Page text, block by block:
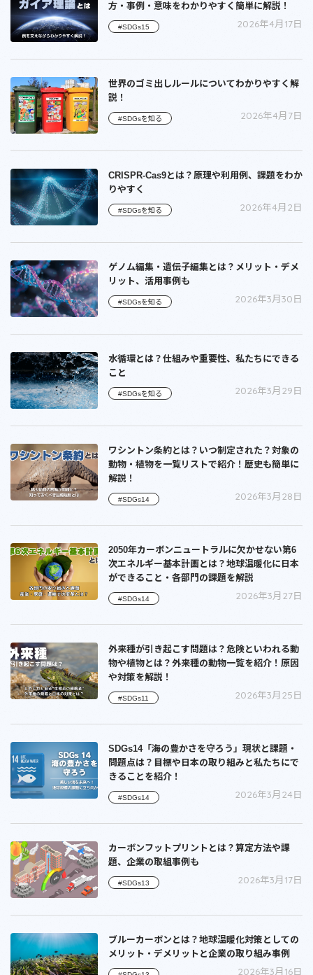
方・事例・意味をわかりやすく簡単に解説！
#SDGs15 2026年4月17日
世界のゴミ出しルールについてわかりやすく解
説！
#SDGsを知る 2026年4月7日
CRISPR-Cas9とは？原理や利用例、課題をわか
りやすく
#SDGsを知る 2026年4月2日
ゲノム編集・遺伝子編集とは？メリット・デメ
リット、活用事例も
#SDGsを知る 2026年3月30日
水循環とは？仕組みや重要性、私たちにできる
こと
#SDGsを知る 2026年3月29日
ワシントン条約とは？いつ制定された？対象の
動物・植物を一覧リストで紹介！歴史も簡単に
解説！
#SDGs14 2026年3月28日
2050年カーボンニュートラルに欠かせない第6
次エネルギー基本計画とは？地球温暖化に日本
ができること・各部門の課題を解説
#SDGs14 2026年3月27日
外来種が引き起こす問題は？危険といわれる動
物や植物とは？外来種の動物一覧を紹介！原因
や対策を解説！
#SDGs11 2026年3月25日
SDGs14「海の豊かさを守ろう」現状と課題・
問題点は？目標や日本の取り組みと私たちにで
きることを紹介！
#SDGs14 2026年3月24日
カーボンフットプリントとは？算定方法や課
題、企業の取組事例も
#SDGs13 2026年3月17日
ブルーカーボンとは？地球温暖化対策としての
メリット・デメリットと企業の取り組み事例
2026年3月16日